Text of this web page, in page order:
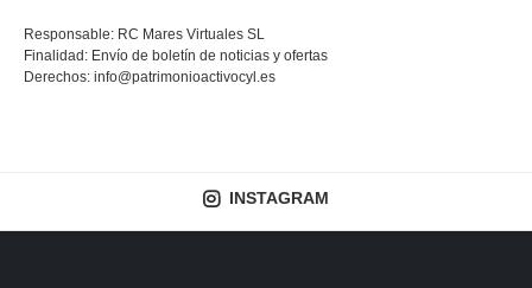
Responsable: RC Mares Virtuales SL
Finalidad: Envío de boletín de noticias y ofertas
Derechos: info@patrimonioactivocyl.es
INSTAGRAM